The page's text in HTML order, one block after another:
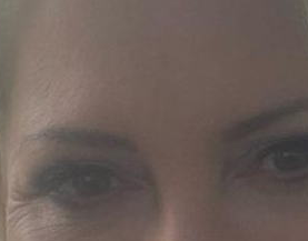
Promiflash